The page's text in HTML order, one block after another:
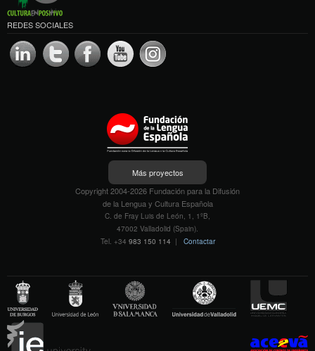
REDES SOCIALES
Más proyectos
Copyright 2004-2026 Fundación para la Difusión
de la Lengua y Cultura Española
C. de Fray Luis de León, 1, 1ºB,
47002 Valladolid (Spain).
Tel. +34 983 150 114 | Contactar